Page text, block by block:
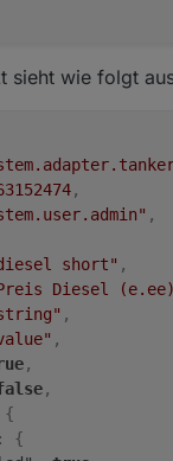
sieht wie folgt
,
,
short" ,
Diesel
,
,
,
,
{
:
{